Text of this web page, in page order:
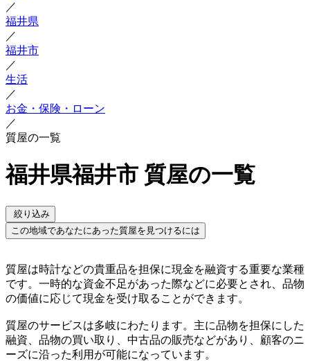
／
福井県
／
福井市
／
生活
／
お金・保険・ローン
／
質屋の一覧
福井県福井市 質屋の一覧
絞り込み
この地域であなたにあった質屋を見つけるには
質屋は時計などの貴重品を担保に現金を融資する重要な業種
です。一時的な資金不足があった際などに必要とされ、品物
の価値に応じて現金を受け取ることができます。
質屋のサービスは多岐にわたります。主に品物を担保にした
融資、品物の買い取り、中古品の販売などがあり、顧客のニ
ーズに沿った利用が可能になっています。